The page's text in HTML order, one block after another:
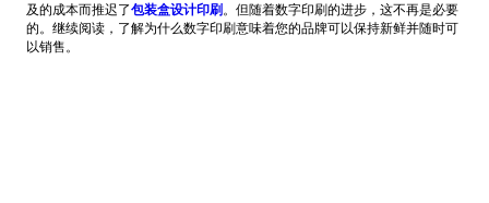
及的成本而推迟了包装盒设计印刷 。但随着数字印刷的进步，这不再是必要
的。继续阅读，了解为什么数字印刷意味着您的品牌可以保持新鲜并随时可
以销售。